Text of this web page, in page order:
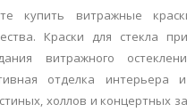
купить витражные
Краски для стекла
витражного
отделка интерьера
холлов и концертных